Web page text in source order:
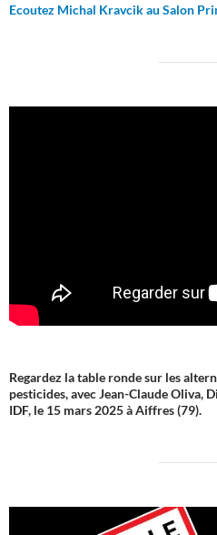
Ecoutez Michal Kravcik au Salon
Regardez la table ronde sur les
pesticides, avec Jean-Claude Oliva,
IDF, le 15 mars 2025 à Aiffres (79).